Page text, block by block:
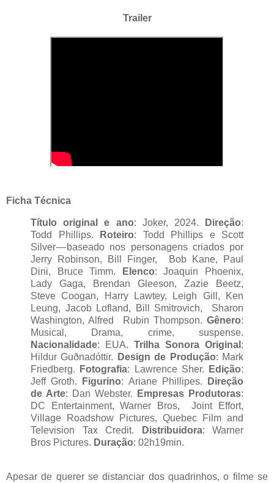
Trailer
Ficha Técnica
Título original e ano: Joker, 2024. Direção:
Todd Phillips.
Roteiro: Todd Phillips e Scott
Silver — baseado nos personagens criados por
Jerry Robinson, Bill Finger, Bob Kane, Paul
Dini, Bruce Timm.
Elenco: Joaquin Phoenix,
Lady Gaga, Brendan Gleeson, Zazie Beetz,
Steve Coogan, Harry Lawtey, Leigh Gill, Ken
Leung, Jacob Lofland, Bill Smitrovich, Sharon
Washington, Alfred Rubin Thompson. Gênero:
Musical, Drama, crime, suspense.
Nacionalidade: EUA. Trilha Sonora Original :
Hildur Guðnadóttir.
Design de Produção: Mark
Friedberg.
Fotografia: Lawrence Sher. Edição:
Jeff Groth.
Figurino: Ariane Phillipes.
Direção
de Arte: Dan Webster. Empresas Produtoras:
DC Entertainment, Warner Bros, Joint Effort,
Village Roadshow Pictures, Quebec Film and
Television Tax Credit.
Distribuidora: Warner
Bros Pictures. Duração: 02h19min.
Apesar de querer se distanciar dos quadrinhos, o filme se